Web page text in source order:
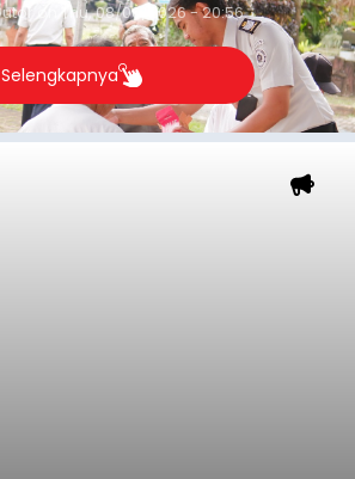
Thu, 08/06/2026 - 20:56